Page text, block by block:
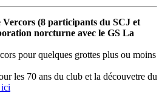
Vercors (8 participants du SCJ et
norcturne avec le GS La
pour quelques grottes plus ou moins
les 70 ans du club et la découvetre du
ici